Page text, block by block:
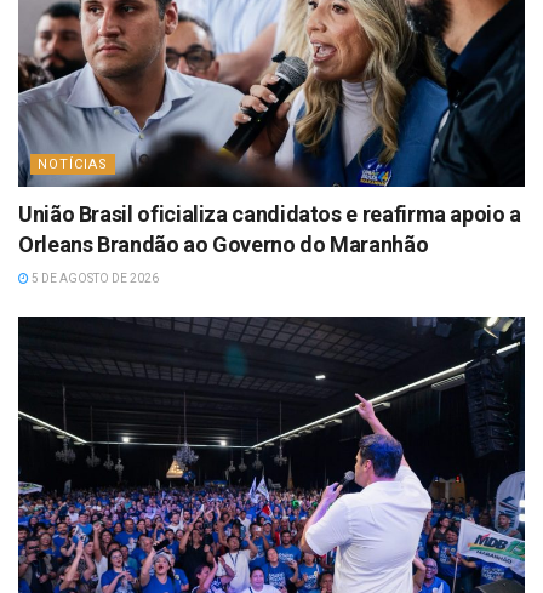
NOTÍCIAS
União Brasil oficializa candidatos e reafirma apoio a
Orleans Brandão ao Governo do Maranhão
5 DE AGOSTO DE 2026